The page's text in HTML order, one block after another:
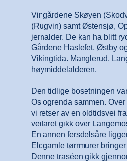
Vingårdene Skøyen
(Rugvin) samt Østensjø,
jernalder. De kan ha blitt
Gårdene Haslefet, Østby
Vikingtida. Manglerud,
høymiddelalderen.
Den tidlige bosetningen
Oslogrenda sammen.
vi retser av en oldtidsvei
veifaret gikk over
En annen fersdelsåre
Eldgamle tørrmurer
Denne traséen gikk